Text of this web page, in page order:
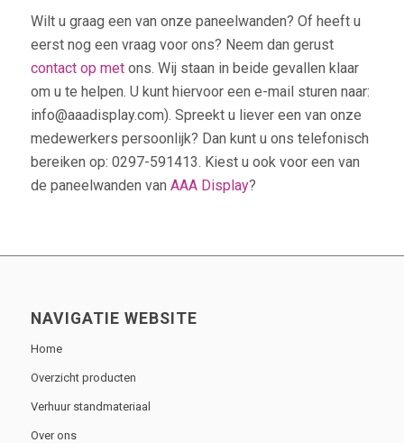
Wilt u graag een van onze paneelwanden? Of heeft u
eerst nog een vraag voor ons? Neem dan gerust
contact op metons. Wij staan in beide gevallen klaar
om u te helpen. U kunt hiervoor een e-mail sturen naar:
info@aaadisplay.com). Spreekt u liever een van onze
medewerkers persoonlijk? Dan kunt u ons telefonisch
bereiken op: 0297-591413. Kiest u ook voor een van
de paneelwanden van AAA Display?
NAVIGATIE WEBSITE
Home
Overzicht producten
Verhuur standmateriaal
Over ons